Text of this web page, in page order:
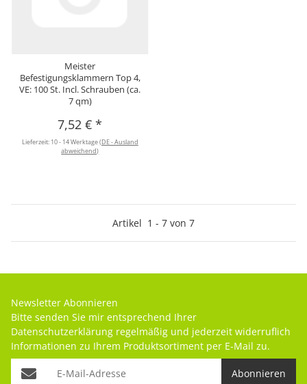
Meister
Befestigungsklammern Top 4,
VE: 100 St. Incl. Schrauben (ca.
7 qm)
7,52 €*
Lieferzeit: 10 - 14 Werktage(DE - Ausland
abweichend)
Artikel 1 - 7 von 7
Newsletter Abonnieren
Bitte senden Sie mir entsprechend Ihrer
Datenschutzerklärung regelmäßig und jederzeit widerruflich
Informationen zu Ihrem Produktsortiment per E-Mail zu.
Abonnieren